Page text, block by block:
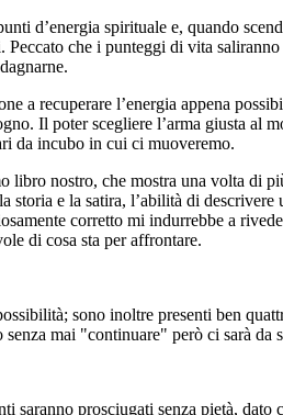
d’energia spirituale e, quando
che i punteggi di vita
a recuperare l’energia appena
Il poter scegliere l’arma giusta al
da incubo in cui ci muoveremo.
nostro, che mostra una volta di
storia e la satira, l’abilità di
corretto mi indurrebbe a
di cosa sta per affrontare.
sono inoltre presenti ben
mai "continuare" però ci sarà da
saranno prosciugati senza pietà,